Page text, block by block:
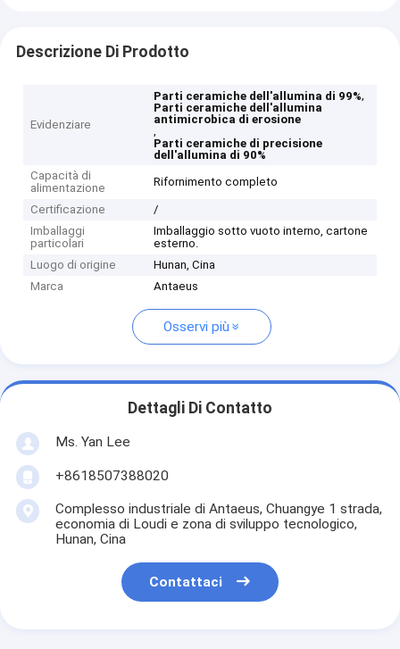
Descrizione Di Prodotto
Evidenziare
Parti ceramiche dell'allumina di 99%,
Parti ceramiche dell'allumina
antimicrobica di erosione
,
Parti ceramiche di precisione
dell'allumina di 90%
Capacità di
alimentazione
Rifornimento completo
Certificazione
/
Imballaggi
particolari
Imballaggio sotto vuoto interno, cartone
esterno.
Luogo di origine
Hunan, Cina
Marca
Antaeus
Osservi più
Dettagli Di Contatto
Ms. Yan Lee
+8618507388020
Complesso industriale di Antaeus, Chuangye 1 strada,
economia di Loudi e zona di sviluppo tecnologico,
Hunan, Cina
Contattaci